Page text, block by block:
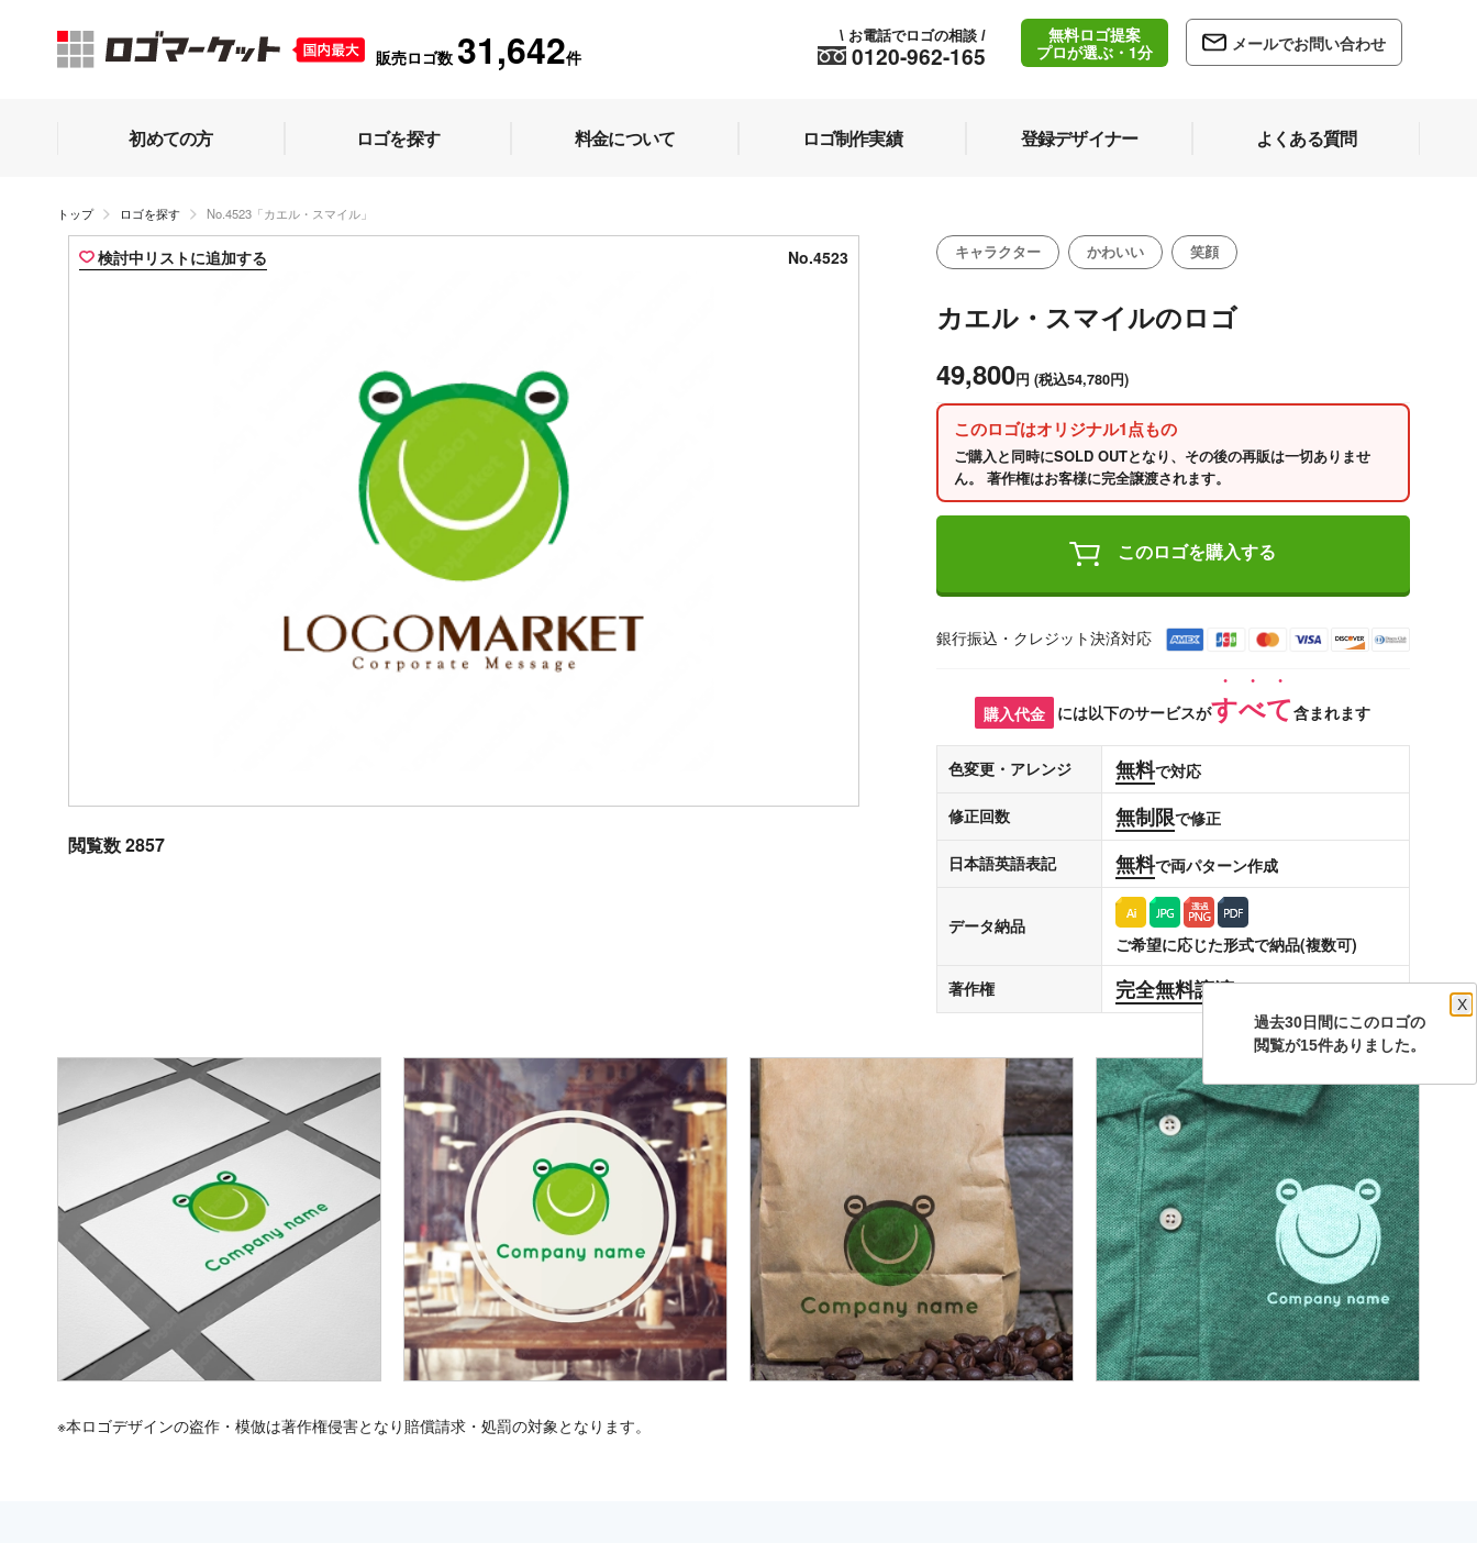
販売ロゴ数 31,642件 0120-962-165
\ お電話でロゴの相談 /
無料ロゴ提案
プロが選ぶ・1分
メールでお問い合わせ
初めての方 ロゴを探す 料金について ロゴ制作実績 登録デザイナー よくある質問
トップ ロゴを探す No.4523「カエル・スマイル」
検討中リストに追加する No.4523
閲覧数 2857
キャラクター かわいい 笑顔
カエル・スマイルのロゴ
49,800円 (税込54,780円)
このロゴはオリジナル1点もの
ご購入と同時にSOLD OUTとなり、その後の再販は一切ありませ
ん。 著作権はお客様に完全譲渡されます。
このロゴを購入する
銀行振込・クレジット決済対応
購入代金 には以下のサービスがすべて含まれます
色変更・アレンジ 無料で対応
修正回数 無制限で修正
日本語英語表記 無料で両パターン作成
データ納品
ご希望に応じた形式で納品(複数可)
著作権
完全無料譲渡します
※本ロゴデザインの盗作・模倣は著作権侵害となり賠償請求・処罰の対象となります。
過去30日間にこのロゴの
X
閲覧が15件ありました。